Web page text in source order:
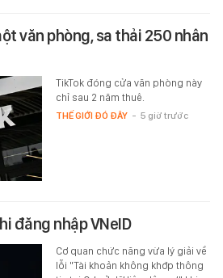
văn phòng, sa thải 250 nhân
TikTok đóng cửa văn phòng này
chỉ sau 2 năm thuê.
THẾ GIỚI ĐÓ ĐÂY - 5 giờ trước
đăng nhập VNeID
Cơ quan chức năng vừa lý giải về
lỗi "Tài khoản không khớp thông